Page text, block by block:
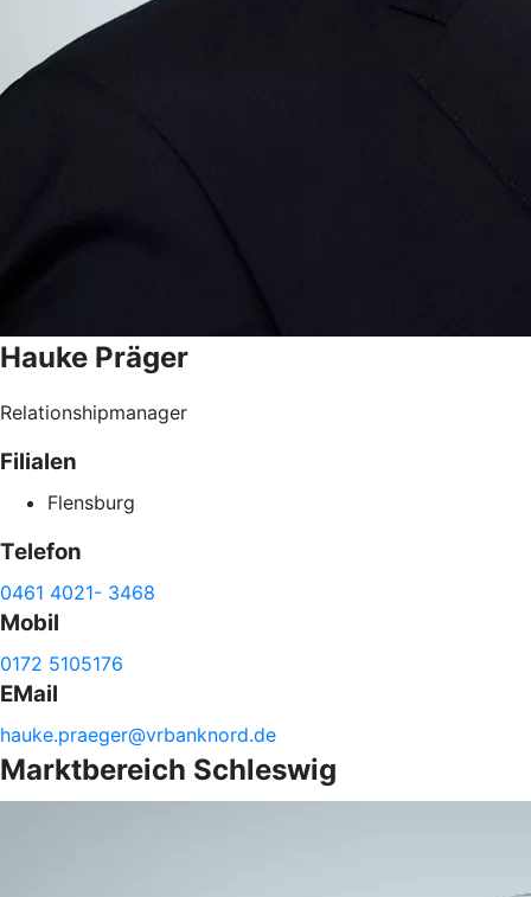
Hauke Präger
Relationshipmanager
Filialen
Flensburg
Telefon
0461 4021- 3468
Mobil
0172 5105176
EMail
hauke.praeger@vrbanknord.de
Marktbereich Schleswig